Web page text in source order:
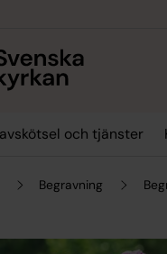
och tjänster
Begravning